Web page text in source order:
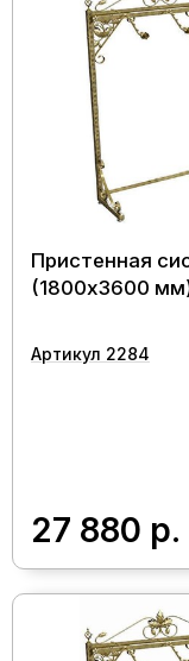
Пристенная
(1800х3600
Артикул 2284
27 880 р.